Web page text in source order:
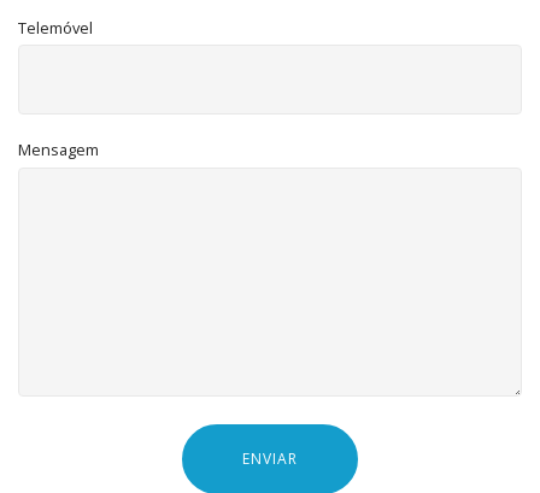
Telemóvel
Mensagem
ENVIAR